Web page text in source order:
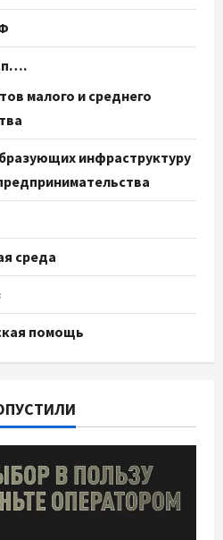
малого и среднего
инфраструктуру
среда
помощь